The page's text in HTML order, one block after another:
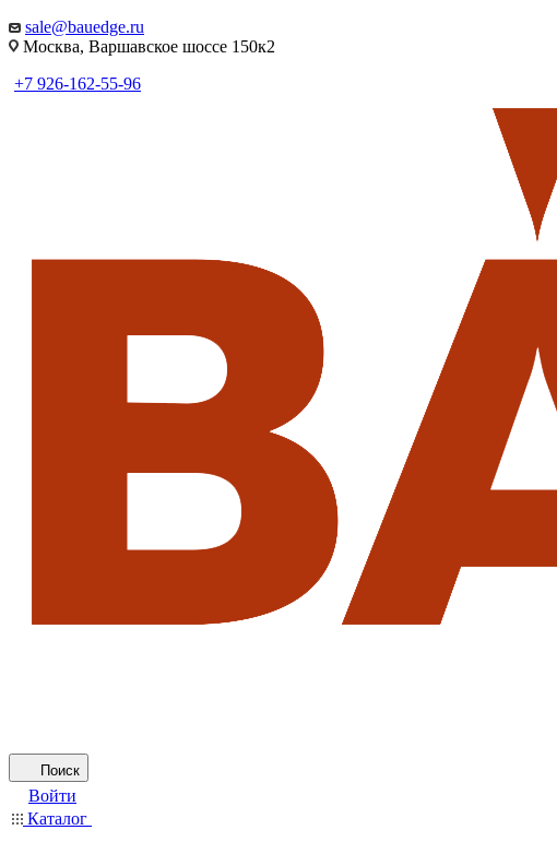
sale@bauedge.ru
Москва, Варшавское шоссе 150к2
+7 926-162-55-96
Поиск
Войти
Каталог